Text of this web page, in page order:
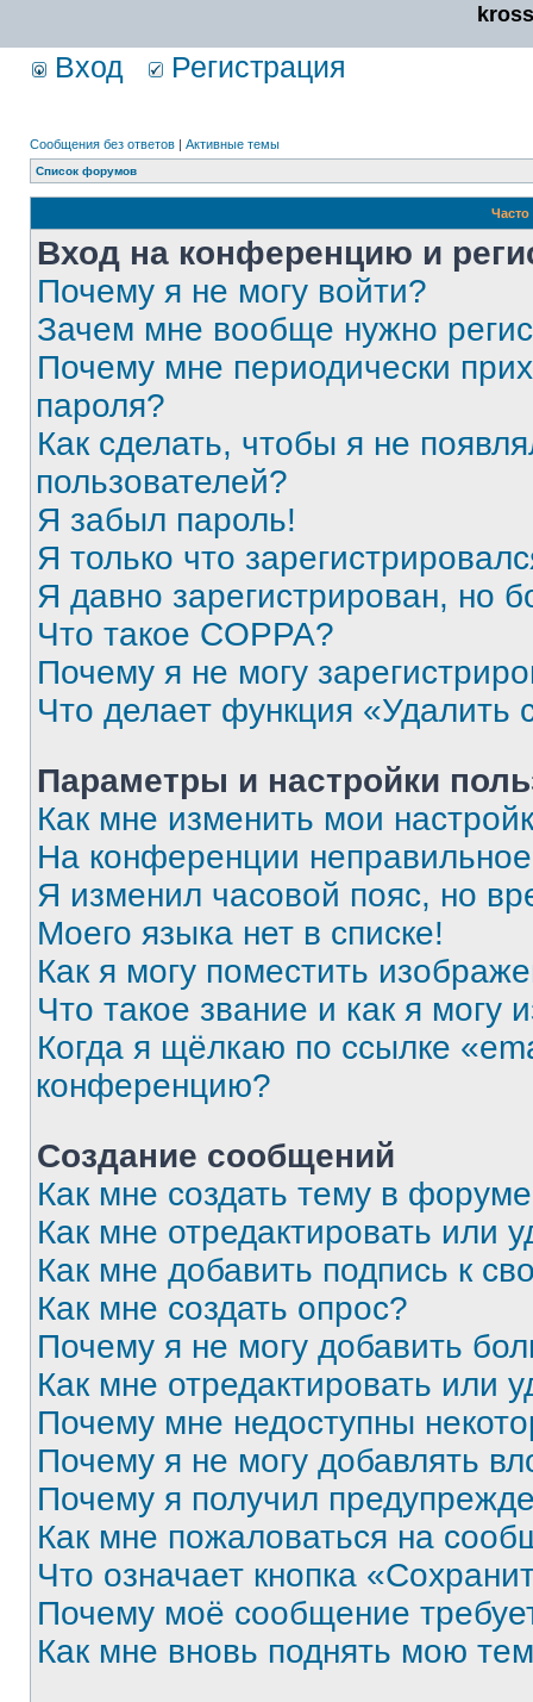
Вход Регистрация
Сообщения без ответов | Активные темы
Список форумов
Вход на конференцию и
Почему я не могу войти?
Зачем мне вообще нужно
Почему мне периодически
пароля?
Как сделать, чтобы я не
пользователей?
Я забыл пароль!
Я только что
Я давно зарегистрирован, но
Что такое COPPA?
Почему я не могу
Что делает функция «Удалить
Параметры и настройки
Как мне изменить мои
На конференции
Я изменил часовой пояс, но
Моего языка нет в списке!
Как я могу поместить
Что такое звание и как я могу
Когда я щёлкаю по ссылке
конференцию?
Создание сообщений
Как мне создать тему в
Как мне отредактировать или
Как мне добавить подпись к
Как мне создать опрос?
Почему я не могу добавить
Как мне отредактировать или
Почему мне недоступны
Почему я не могу добавлять
Почему я получил
Как мне пожаловаться на
Что означает кнопка
Почему моё сообщение
Как мне вновь поднять мою